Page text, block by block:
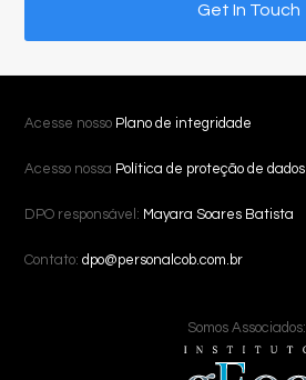
Get In Touch
Acesse nosso Plano de integridade
Acesso nossa Política de proteção de dados
DPO responsável: Mayara Soares Batista
Contato:dpo@personalcob.com.br
Somos Associados: